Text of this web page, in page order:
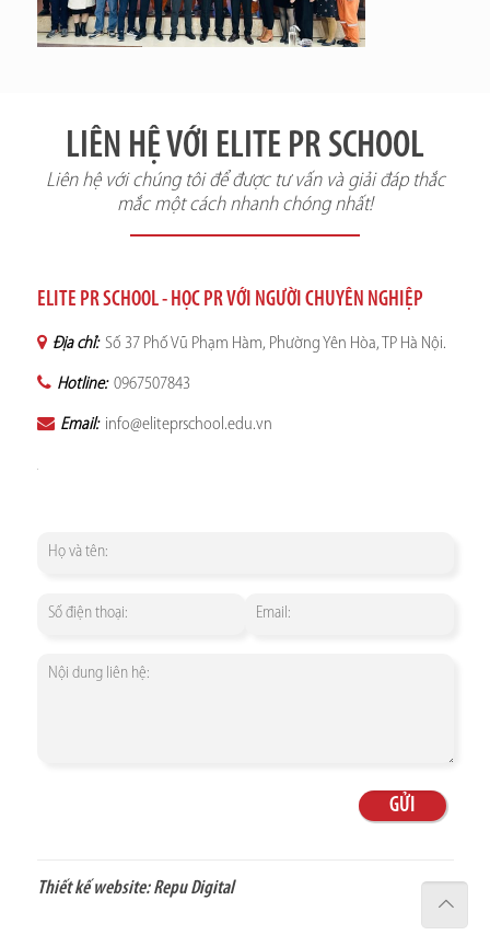
LIÊN HỆ VỚI ELITE PR SCHOOL
Liên hệ với chúng tôi để được tư vấn và giải đáp thắc
mắc một cách nhanh chóng nhất!
ELITE PR SCHOOL - HỌC PR VỚI NGƯỜI CHUYÊN NGHIỆP
Địa chỉ: Số 37 Phố Vũ Phạm Hàm, Phường Yên Hòa, TP Hà Nội.
Hotline: 0967507843
Email: info@eliteprschool.edu.vn
Thiết kế website:Repu Digital